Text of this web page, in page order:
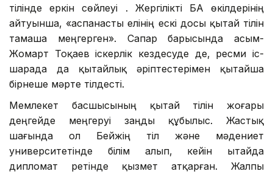
тілінде еркін сөйлеуі . Жергілікті БАҚ өкілдерінің
айтуынша, «аспанасты елінің ескі досы қытай тілін
тамаша меңгерген». Сапар барысында Қасым-
Жомарт Тоқаев іскерлік кездесуде де, ресми іс-
шарада да қытайлық әріптестерімен қытайша
бірнеше мәрте тілдесті.
Мемлекет басшысының қытай тілін жоғары
деңгейде меңгеруі заңды құбылыс. Жастық
шағында ол Бейжің тіл және мәдениет
университетінде білім алып, кейін Қытайда
дипломат ретінде қызмет атқарған. Жалпы